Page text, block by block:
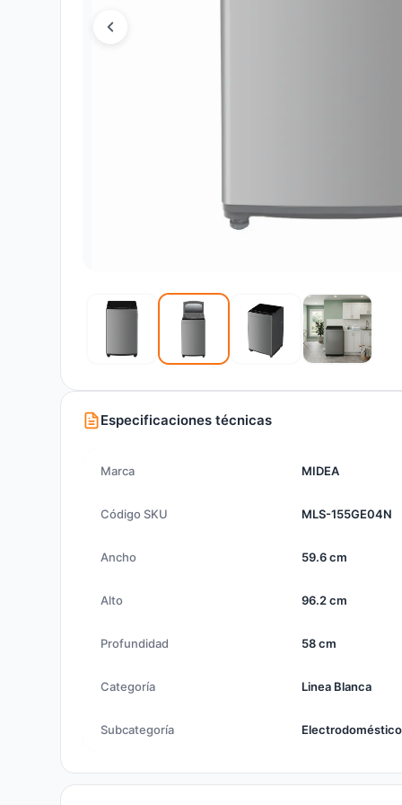
Especificaciones técnicas
Marca MIDEA
Código SKU MLS-155GE04N
Ancho 59.6 cm
Alto 96.2 cm
Profundidad 58 cm
Categoría Linea Blanca
Subcategoría